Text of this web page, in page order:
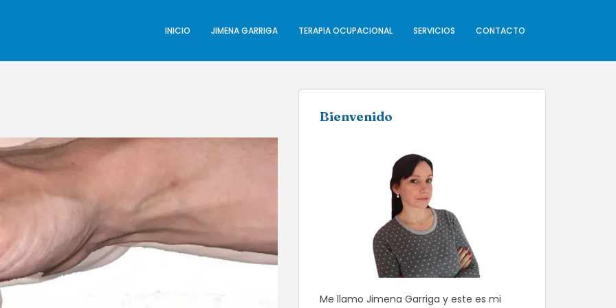
INICIO JIMENA GARRIGA TERAPIA OCUPACIONAL SERVICIOS CONTACTO
Bienvenido
Me llamo Jimena Garriga y este es mi